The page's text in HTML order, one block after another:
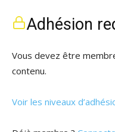
Adhésion
Vous devez être
contenu.
Voir les niveaux